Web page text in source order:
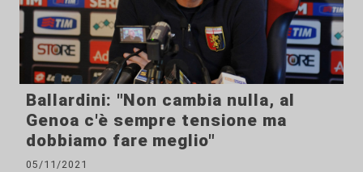
Ballardini: "Non cambia nulla, al
Genoa c'è sempre tensione ma
dobbiamo fare meglio"
05/11/2021